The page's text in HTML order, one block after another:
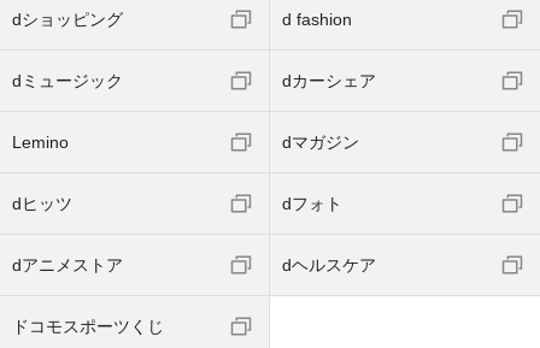
dショッピング d fashion
dミュージック dカーシェア
Lemino dマガジン
dヒッツ dフォト
dアニメストア dヘルスケア
ドコモスポーツくじ